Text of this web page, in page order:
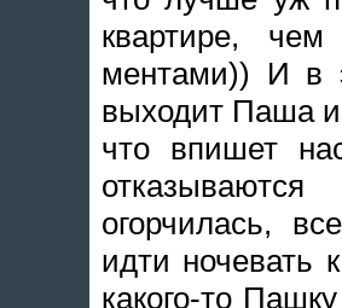
квартире,
ментами)) И в
выходит Паша
что впишет
огорчилась,
идти ночевать
какого-то